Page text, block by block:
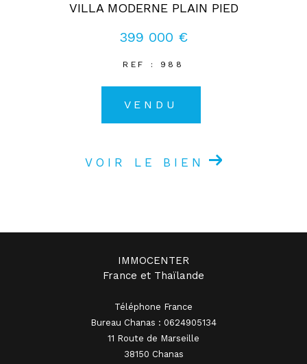
VILLA MODERNE PLAIN PIED
399 000 €
REF : 988
VENDU
VOIR LE BIEN
IMMOCENTER
France et Thaïlande
Téléphone France
Bureau Chanas : 0624905134
11 Route de Marseille
38150 Chanas